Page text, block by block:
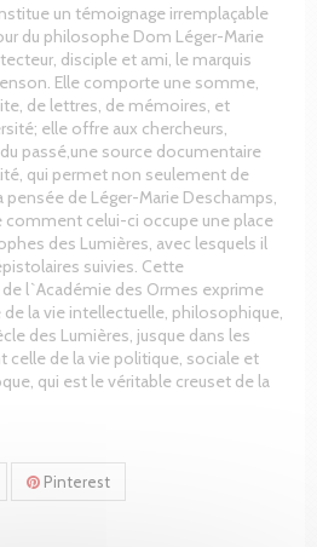
un témoignage irremplaçable
du philosophe Dom Léger-Marie
disciple et ami, le marquis
Elle comporte une somme,
de lettres, de mémoires, et
elle offre aux chercheurs,
passé,une source documentaire
qui permet non seulement de
de Léger-Marie Deschamps,
comment celui-ci occupe une place
des Lumières, avec lesquels il
suivies. Cette
l`Académie des Ormes exprime
la vie intellectuelle, philosophique,
des Lumières, jusque dans les
celle de la vie politique, sociale et
qui est le véritable creuset de la
Pinterest